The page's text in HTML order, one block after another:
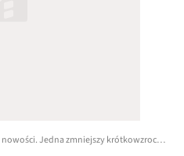
Honor ma nowości. Jedna zmniejszy krótkowzroczność, druga wykryje deepfake